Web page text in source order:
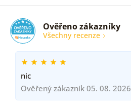
Ověřeno zákazníky
Všechny recenze
nic
Ověřený zákazník 05. 08. 2026